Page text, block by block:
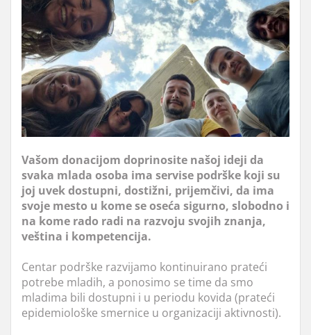
Vašom donacijom doprinosite našoj ideji da
svaka mlada osoba ima servise podrške koji su
joj uvek dostupni, dostižni, prijemčivi, da ima
svoje mesto u kome se oseća sigurno, slobodno i
na kome rado radi na razvoju svojih znanja,
veština i kompetencija.
Centar podrške razvijamo kontinuirano prateći
potrebe mladih, a ponosimo se time da smo
mladima bili dostupni i u periodu kovida (prateći
epidemiološke smernice u organizaciji aktivnosti).